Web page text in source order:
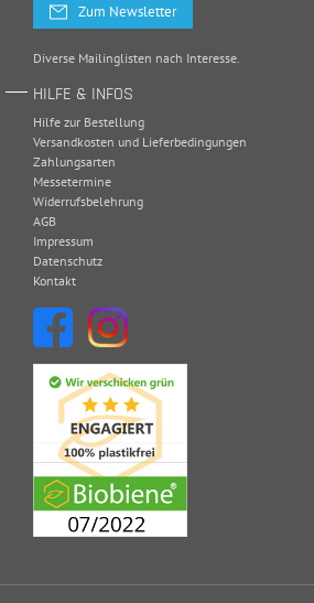
Zum Newsletter
Diverse Mailinglisten nach Interesse.
HILFE & INFOS
Hilfe zur Bestellung
Versandkosten und Lieferbedingungen
Zahlungsarten
Messetermine
Widerrufsbelehrung
AGB
Impressum
Datenschutz
Kontakt